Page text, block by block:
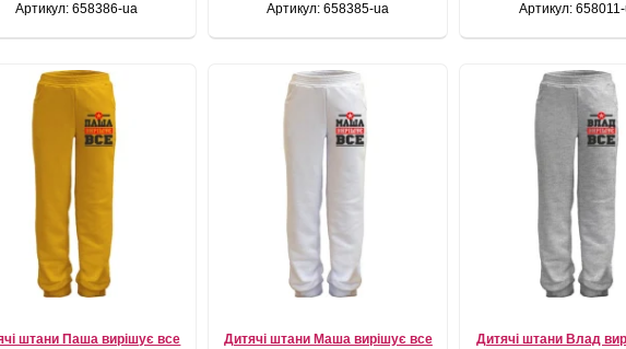
Артикул: 658386-ua Артикул: 658385-ua Артикул:
штани Паша вирішує все Дитячі штани Маша вирішує все Дитячі штани Влад